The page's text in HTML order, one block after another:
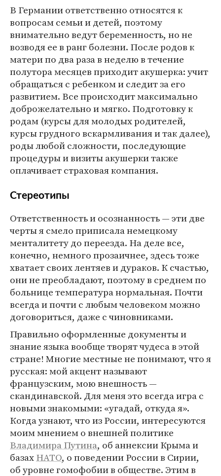
В Германии ответственно относятся к
вопросам семьи и детей, поэтому
внимательно ведут беременность, но не
возводя ее в ранг болезни. После родов к
матери по два раза в неделю в течение
полутора месяцев приходит акушерка: учит
обращаться с ребенком и следит за его
развитием. Все происходит максимально
доброжелательно и мягко. Подготовку к
родам (курсы для молодых родителей,
курсы грудного вскармливания и так далее),
роды любой сложности, последующие
процедуры и визиты акушерки также
оплачивает страховая компания.
Стереотипы
Ответственность и осознанность — эти две
черты я смело приписала немецкому
менталитету до переезда. На деле все,
конечно, немного прозаичнее, здесь тоже
хватает своих лентяев и дураков. К счастью,
они не преобладают, поэтому в среднем по
больнице температура нормальная. Почти
всегда и почти с любым человеком можно
договориться, даже с чиновниками.
Правильно оформленные документы и
знание языка вообще творят чудеса в этой
стране! Многие местные не понимают, что я
русская: мой акцент называют
французским, мою внешность —
скандинавской. Для меня это всегда игра с
новыми знакомыми: «угадай, откуда я».
Когда узнают, что из России, интересуются
моим мнением о внешней политике
Владимира Путина, об аннексии Крыма и
базахНАТО, о поведении России в Сирии,
об уровне гомофобии в обществе. Этим в